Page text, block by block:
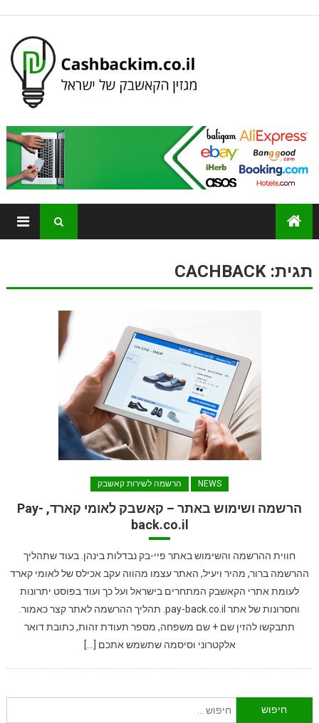
תגית: CACHBACK
NEWS הרשמה לשירות קאשבק
הרשמה ושימוש באתר – קאשבק לאומי קארד, Pay-
back.co.il
חווית ההרשמה והשימוש באתר פיי-בק נבדלות בינהן. בעוד שתהליך
ההרשמה ברור, מהיר ויעיל, האתר עצמו מהווה עקב אכילס של לאומי קארד
לעומת אתרי הקאשבק המתחרים בישראל ועל כך ועוד בפוסט יתרונות
וחסרונות של אתר pay-back.co.il. תהליך ההרשמה לאתר קצר כאמור.
תתבקשו להזין שם + שם משפחה, מספר תעודת זהות, כתובת דואר
אלקטרוני וסיסמה שתשמש אתכם […]
חיפוש: